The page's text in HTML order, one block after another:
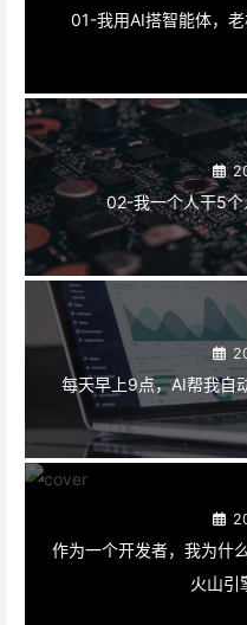
01-我用AI搭智能体，
02-我一个人干5个
每天早上9点，AI帮我自
作为一个开发者，我为什
火山引